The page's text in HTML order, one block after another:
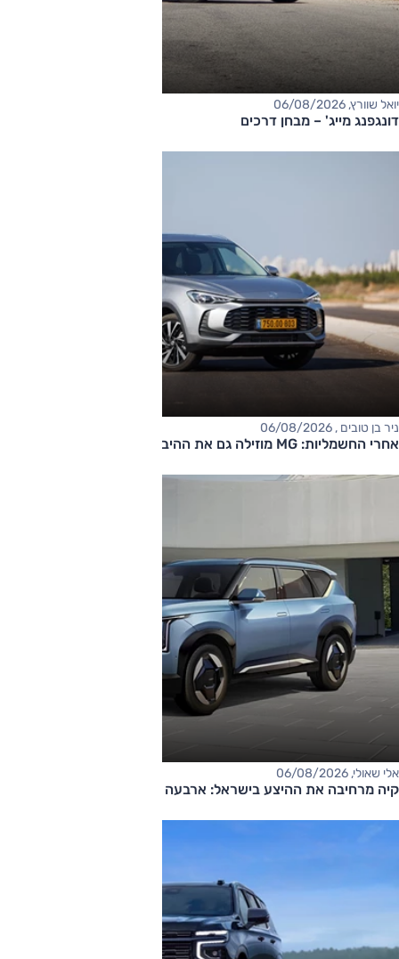
יואל שוורץ, 06/08/2026
דונגפנג מייג' – מבחן דרכים
ניר בן טובים , 06/08/2026
אחרי החשמליות: MG מוזילה גם את ההיברידיות
אלי שאולי, 06/08/2026
קיה מרחיבה את ההיצע בישראל: ארבעה דגמים חדשים בדרך